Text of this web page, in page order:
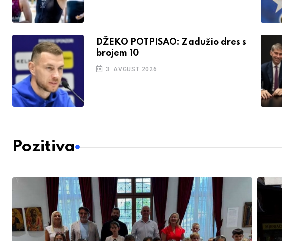
DŽEKO POTPISAO: Zadužio dres s
brojem 10
3. AVGUST 2026.
Pozitiva